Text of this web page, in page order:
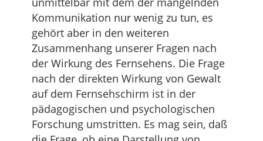
Kommunikation nur wenig zu tun, es
gehört aber in den weiteren
Zusammenhang unserer Fragen nach
der Wirkung des Fernsehens. Die Frage
nach der direkten Wirkung von Gewalt
auf dem Fernsehschirm ist in der
pädagogischen und psychologischen
Forschung umstritten. Es mag sein, daß